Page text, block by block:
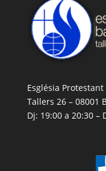
Església
Tallers 26 – 08001
Dj: 19:00 a 20:30 –